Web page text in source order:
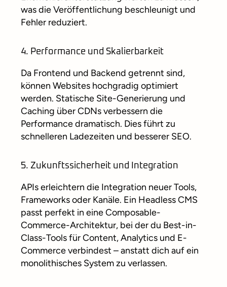
was die Veröffentlichung beschleunigt und
Fehler reduziert.
4. Performance und Skalierbarkeit
Da Frontend und Backend getrennt sind,
können Websites hochgradig optimiert
werden. Statische Site-Generierung und
Caching über CDNs verbessern die
Performance dramatisch. Dies führt zu
schnelleren Ladezeiten und besserer SEO.
5. Zukunftssicherheit und Integration
APIs erleichtern die Integration neuer Tools,
Frameworks oder Kanäle. Ein Headless CMS
passt perfekt in eine Composable-
Commerce-Architektur, bei der du Best-in-
Class-Tools für Content, Analytics und E-
Commerce verbindest – anstatt dich auf ein
monolithisches System zu verlassen.